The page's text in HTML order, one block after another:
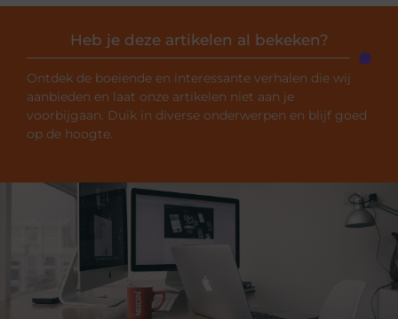
Heb je deze artikelen al bekeken?
Ontdek de boeiende en interessante verhalen die wij
aanbieden en laat onze artikelen niet aan je
voorbijgaan. Duik in diverse onderwerpen en blijf goed
op de hoogte.